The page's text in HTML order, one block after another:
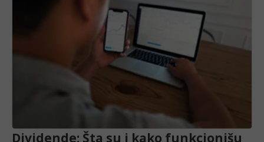
Dividende: Šta su i kako funkcionišu